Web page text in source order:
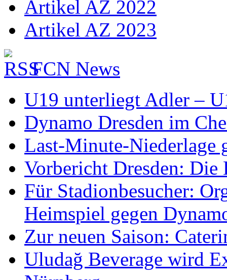
Artikel AZ 2022
Artikel AZ 2023
FCN News
U19 unterliegt Adler –
Dynamo Dresden im
Last-Minute-Niederlage
Vorbericht Dresden: Die
Für Stadionbesucher:
Heimspiel gegen
Zur neuen Saison:
Uludağ Beverage wird